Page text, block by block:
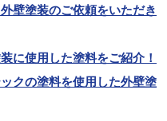
壁塗装のご依頼をいただき
に使用した塗料をご紹介！
クの塗料を使用した外壁塗